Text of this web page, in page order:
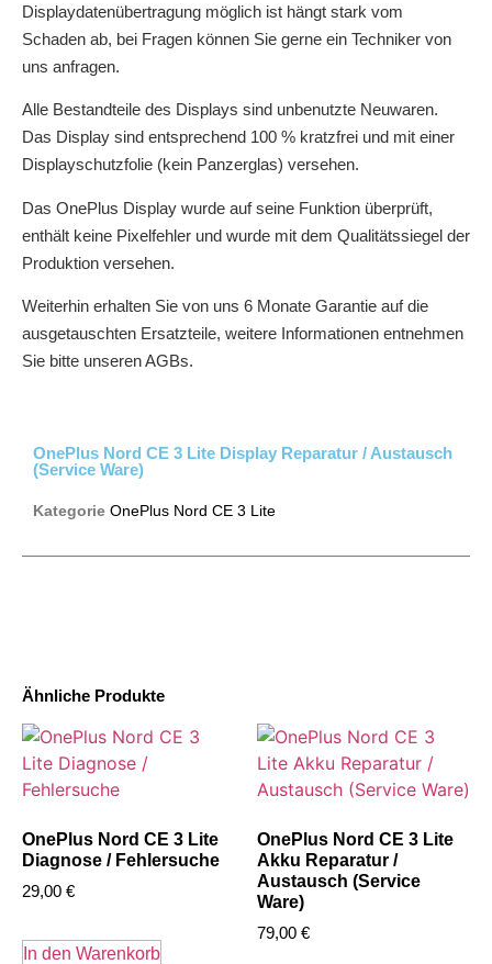
Displaydatenübertragung möglich ist hängt stark vom
Schaden ab, bei Fragen können Sie gerne ein Techniker von
uns anfragen.
Alle Bestandteile des Displays sind unbenutzte Neuwaren.
Das Display sind entsprechend 100 % kratzfrei und mit einer
Displayschutzfolie (kein Panzerglas) versehen.
Das OnePlus Display wurde auf seine Funktion überprüft,
enthält keine Pixelfehler und wurde mit dem Qualitätssiegel der
Produktion versehen.
Weiterhin erhalten Sie von uns 6 Monate Garantie auf die
ausgetauschten Ersatzteile, weitere Informationen entnehmen
Sie bitte unseren AGBs.
Ähnliche Produkte
OnePlus Nord CE 3 Lite
Diagnose / Fehlersuche
29,00 €
In den Warenkorb
OnePlus Nord CE 3 Lite
Akku Reparatur /
Austausch (Service
Ware)
79,00 €
OnePlus Nord CE 3 Lite Display Reparatur / Austausch
(Service Ware)
Kategorie OnePlus Nord CE 3 Lite